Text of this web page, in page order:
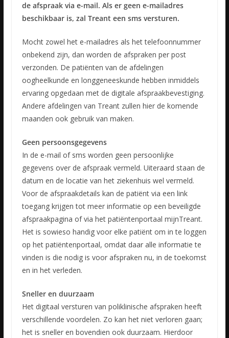
de afspraak via e-mail. Als er geen e-mailadres
beschikbaar is, zal Treant een sms versturen.
Mocht zowel het e-mailadres als het telefoonnummer
onbekend zijn, dan worden de afspraken per post
verzonden. De patiënten van de afdelingen
oogheelkunde en longgeneeskunde hebben inmiddels
ervaring opgedaan met de digitale afspraakbevestiging.
Andere afdelingen van Treant zullen hier de komende
maanden ook gebruik van maken.
Geen persoonsgegevens
In de e-mail of sms worden geen persoonlijke
gegevens over de afspraak vermeld. Uiteraard staan de
datum en de locatie van het ziekenhuis wel vermeld.
Voor de afspraakdetails kan de patiënt via een link
toegang krijgen tot meer informatie op een beveiligde
afspraakpagina of via het patiëntenportaal mijnTreant.
Het is sowieso handig voor elke patiënt om in te loggen
op het patiëntenportaal, omdat daar alle informatie te
vinden is die nodig is voor afspraken nu, in de toekomst
en in het verleden.
Sneller en duurzaam
Het digitaal versturen van poliklinische afspraken heeft
verschillende voordelen. Zo kan het niet verloren gaan;
het is sneller en bovendien ook duurzaam. Hierdoor